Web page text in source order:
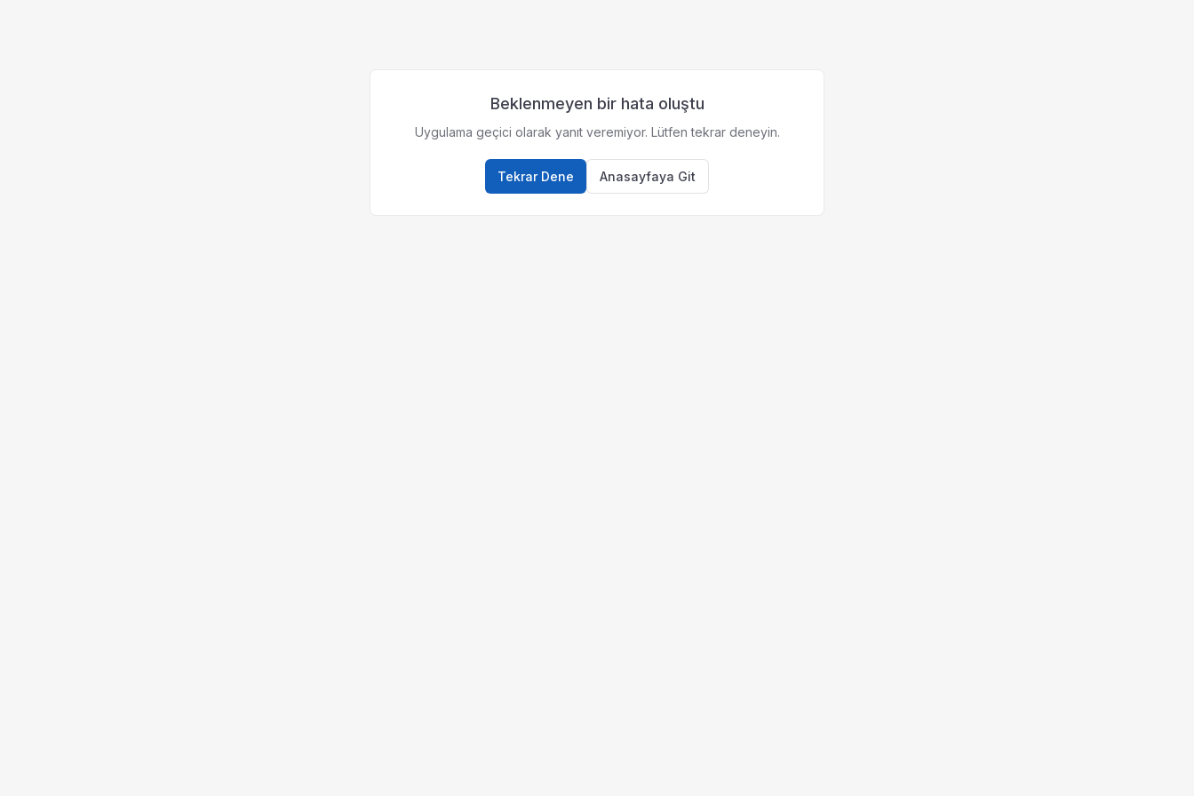
Beklenmeyen bir hata oluştu
Uygulama geçici olarak yanıt veremiyor. Lütfen tekrar deneyin.
Tekrar Dene Anasayfaya Git